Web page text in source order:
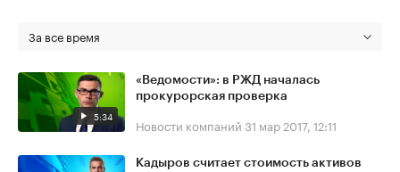
За все время
5:34
«Ведомости»: в РЖД началась
прокурорская проверка
Новости компаний 31 мар 2017, 12:11
Кадыров считает стоимость активов